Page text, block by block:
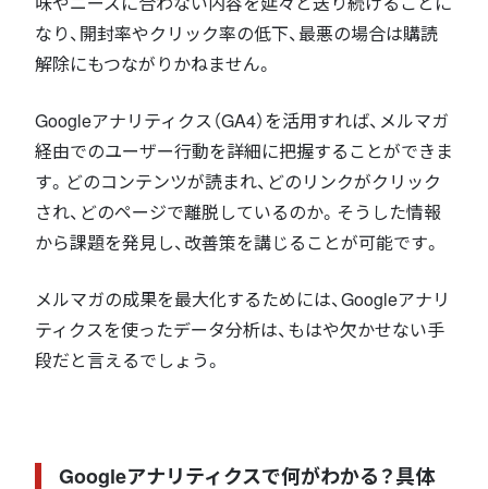
なり、開封率やクリック率の低下、最悪の場合は購読
解除にもつながりかねません。
Googleアナリティクス（GA4）を活用すれば、メルマガ
経由でのユーザー行動を詳細に把握することができま
す。どのコンテンツが読まれ、どのリンクがクリック
され、どのページで離脱しているのか。そうした情報
から課題を発見し、改善策を講じることが可能です。
メルマガの成果を最大化するためには、Googleアナリ
ティクスを使ったデータ分析は、もはや欠かせない手
段だと言えるでしょう。
Googleアナリティクスで何がわかる？具体